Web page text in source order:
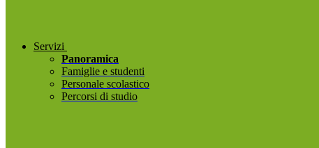
Servizi
Panoramica
Famiglie e studenti
Personale scolastico
Percorsi di studio